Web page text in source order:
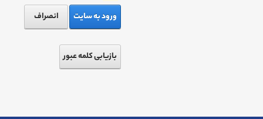
ورود به سایت
انصراف
بازیابی کلمه عبور